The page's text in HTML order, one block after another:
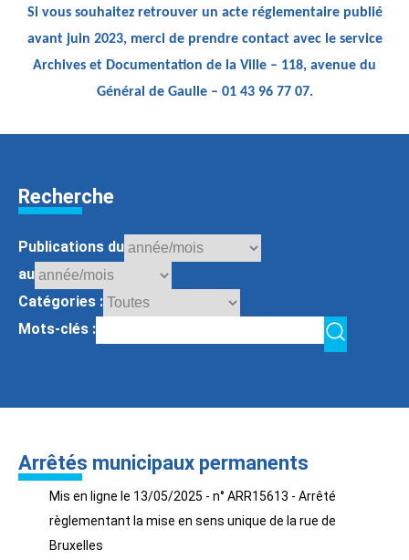
Si vous souhaitez retrouver un acte réglementaire publié
avant juin 2023, merci de prendre contact avec le service
Archives et Documentation de la Ville – 118, avenue du
Général de Gaulle – 01 43 96 77 07.
Recherche
Publications du
au
Catégories :
Mots-clés :
Arrêtés municipaux permanents
Mis en ligne le 13/05/2025 - n° ARR15613 - Arrêté
règlementant la mise en sens unique de la rue de
Bruxelles